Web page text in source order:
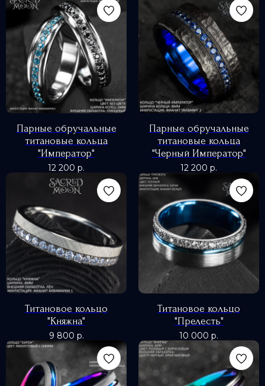
0
Парные обручальные
титановые кольца
"Император"
12 200 р.
Парные обручальные
титановые кольца
"Черный Император"
12 200 р.
Титановое кольцо
"Княжна"
9 800 р.
Титановое кольцо
"Прелесть"
10 000 р.